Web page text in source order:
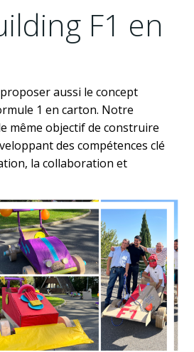
F1 en
aussi le concept
1 en carton. Notre
même objectif de construire
des compétences clé
la collaboration et